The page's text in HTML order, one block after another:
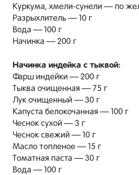
Куркума, хмели-сунели — по
Разрыхлитель — 10 г
Вода — 100 г
Начинка — 200 г
Начинка индейка с тыквой:
Фарш индейки — 200 г
Тыква очищенная — 75 г
Лук очищенный — 30 г
Капуста белокочанная — 100 г
Чеснок сухой — 3 г
Чеснок свежий — 10 г
Масло топленое — 15 г
Томатная паста — 30 г
Вода — 100 г